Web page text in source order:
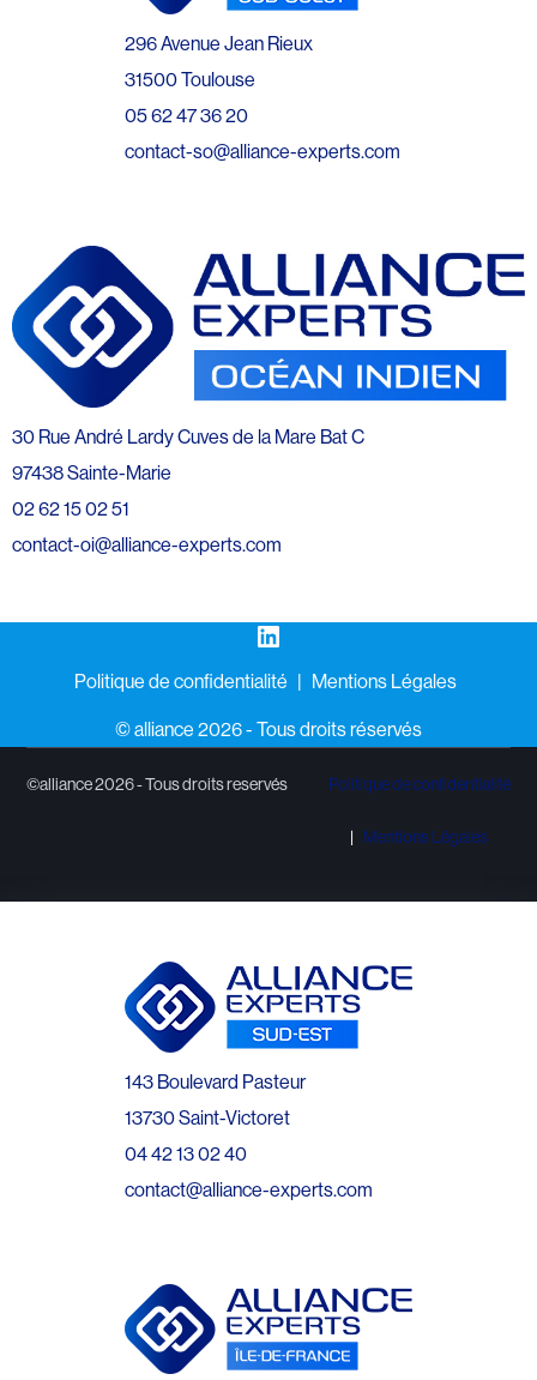
296 Avenue Jean Rieux
31500 Toulouse
05 62 47 36 20
contact-so@alliance-experts.com
30 Rue André Lardy Cuves de la Mare Bat C
97438 Sainte-Marie
02 62 15 02 51
contact-oi@alliance-experts.com
LinkedIn
Politique de confidentialité
Mentions Légales
©️ alliance 2026 - Tous droits réservés
©alliance 2026 - Tous droits reservés Politique de confidentialité
Mentions Légales
143 Boulevard Pasteur
13730 Saint-Victoret
04 42 13 02 40
contact@alliance-experts.com